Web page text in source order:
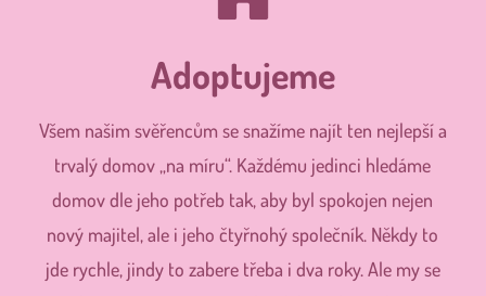
Adoptujeme
Všem našim svěřencům se snažíme najít ten nejlepší a
trvalý domov „na míru“. Každému jedinci hledáme
domov dle jeho potřeb tak, aby byl spokojen nejen
nový majitel, ale i jeho čtyřnohý společník. Někdy to
jde rychle, jindy to zabere třeba i dva roky. Ale my se